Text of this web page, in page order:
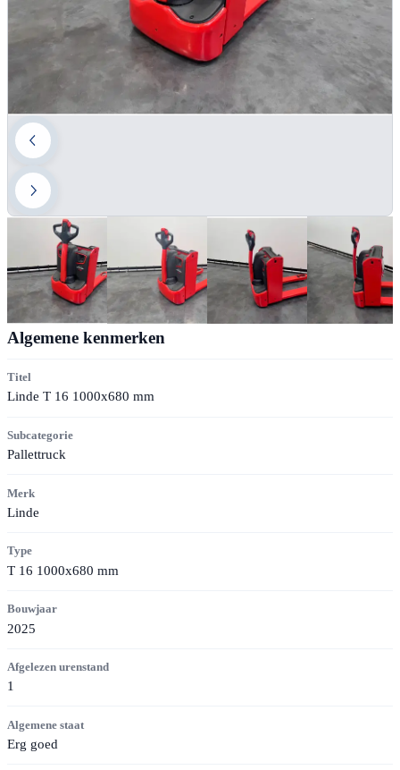
Algemene kenmerken
Titel
Linde T 16 1000x680 mm
Subcategorie
Pallettruck
Merk
Linde
Type
T 16 1000x680 mm
Bouwjaar
2025
Afgelezen urenstand
1
Algemene staat
Erg goed